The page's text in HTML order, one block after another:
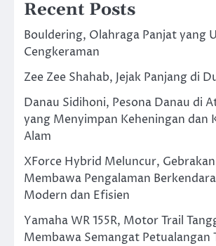
Recent Posts
Bouldering, Olahraga Panjat yang
Cengkeraman
Zee Zee Shahab, Jejak Panjang di
Danau Sidihoni, Pesona Danau di
yang Menyimpan Keheningan dan
Alam
XForce Hybrid Meluncur,
Membawa Pengalaman
Modern dan Efisien
Yamaha WR 155R, Motor Trail
Membawa Semangat Petualangan